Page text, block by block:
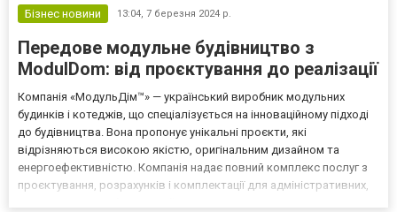
Бізнес новини 13:04, 7 березня 2024 р.
Передове модульне будівництво з
ModulDom: від проєктування до реалізації
Компанія «МодульДім™» — український виробник модульних
будинків і котеджів, що спеціалізується на інноваційному підході
до будівництва. Вона пропонує унікальні проєкти, які
відрізняються високою якістю, оригінальним дизайном та
енергоефективністю. Компанія надає повний комплекс послуг з
проєктування, розрахунків і комплектації для адміністративних,